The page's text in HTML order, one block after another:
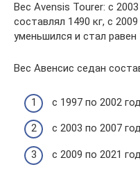
Вес Avensis Tourer: с
составлял 1490 кг, с
уменьшился и стал равен
Вес Авенсис седан
с 1997 по 2002
с 2003 по 2007
с 2009 по 2021